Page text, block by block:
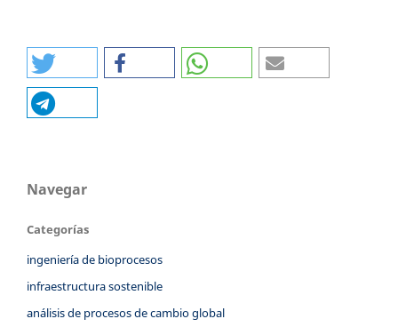
Navegar
Categorías
ingeniería de bioprocesos
infraestructura sostenible
análisis de procesos de cambio global